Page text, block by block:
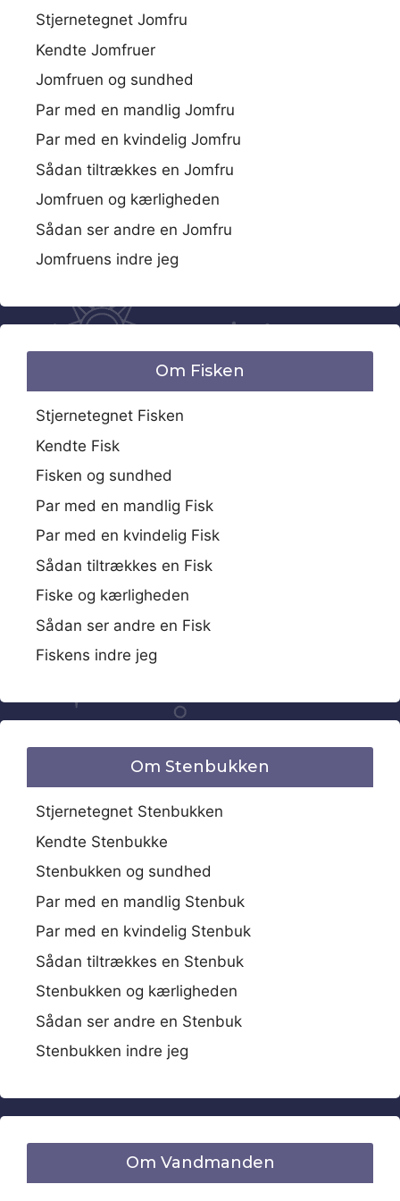
Stjernetegnet Jomfru
Kendte Jomfruer
Jomfruen og sundhed
Par med en mandlig Jomfru
Par med en kvindelig Jomfru
Sådan tiltrækkes en Jomfru
Jomfruen og kærligheden
Sådan ser andre en Jomfru
Jomfruens indre jeg
Om Fisken
Stjernetegnet Fisken
Kendte Fisk
Fisken og sundhed
Par med en mandlig Fisk
Par med en kvindelig Fisk
Sådan tiltrækkes en Fisk
Fiske og kærligheden
Sådan ser andre en Fisk
Fiskens indre jeg
Om Stenbukken
Stjernetegnet Stenbukken
Kendte Stenbukke
Stenbukken og sundhed
Par med en mandlig Stenbuk
Par med en kvindelig Stenbuk
Sådan tiltrækkes en Stenbuk
Stenbukken og kærligheden
Sådan ser andre en Stenbuk
Stenbukken indre jeg
Om Vandmanden